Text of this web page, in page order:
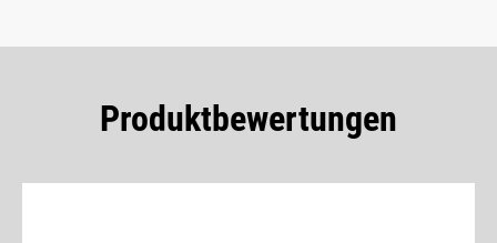
Produktbewertungen